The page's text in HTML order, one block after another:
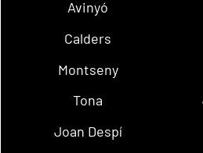
Avinyó
Calders
Montseny
Tona
Joan Despí